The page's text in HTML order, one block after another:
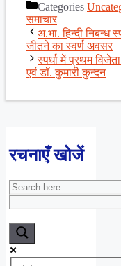
ShareCategories
समाचार
अ.भा. हिन्दी निबन्ध
जीतने का स्वर्ण अवसर
स्पर्धा में प्रथम
एवं डॉ. कुमारी कुन्दन
रचनाएँ खोजें